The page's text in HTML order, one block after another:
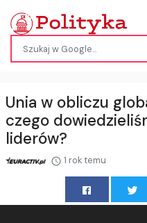
Unia w obliczu
czego
liderów?
1 rok temu